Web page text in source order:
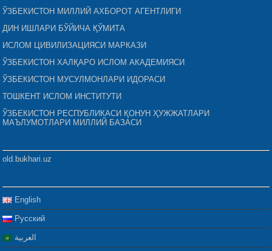
ЎЗБЕКИСТОН МИЛЛИЙ АХБОРОТ АГЕНТЛИГИ
ДИН ИШЛАРИ БЎЙИЧА ҚЎМИТА
ИСЛОМ ЦИВИЛИЗАЦИЯСИ МАРКАЗИ
ЎЗБЕКИСТОН ХАЛҚАРО ИСЛОМ АКАДЕМИЯСИ
ЎЗБЕКИСТОН МУСУЛМОНЛАРИ ИДОРАСИ
ТОШКЕНТ ИСЛОМ ИНСТИТУТИ
ЎЗБЕКИСТОН РЕСПУБЛИКАСИ ҚОНУН ҲУЖЖАТЛАРИ
МАЪЛУМОТЛАРИ МИЛЛИЙ БАЗАСИ
old.bukhari.uz
English
Русский
العربية